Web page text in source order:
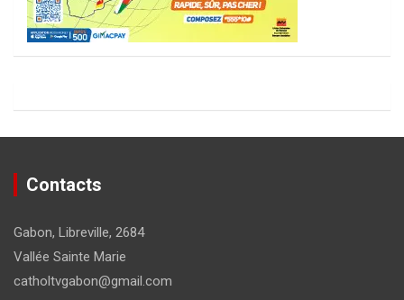
Contacts
Gabon, Libreville, 2684
Vallée Sainte Marie
catholtvgabon@gmail.com